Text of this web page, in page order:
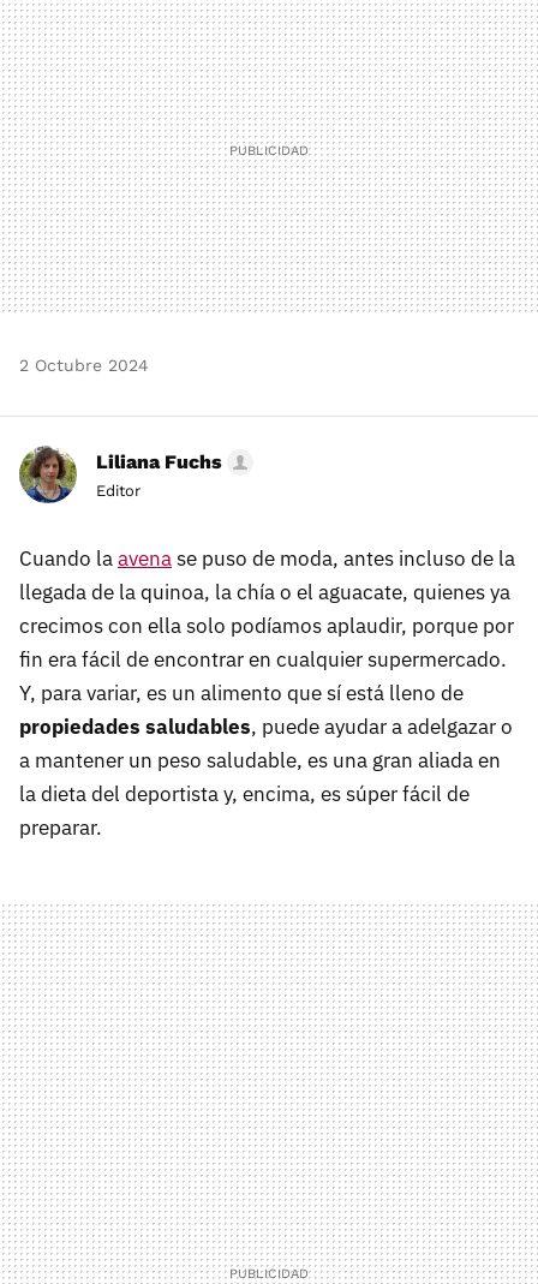
MAIL
2 Octubre 2024
Liliana Fuchs
Editor
Cuando laavenase puso de moda, antes incluso de la
llegada de la quinoa, la chía o el aguacate, quienes ya
crecimos con ella solo podíamos aplaudir, porque por
fin era fácil de encontrar en cualquier supermercado.
Y, para variar, es un alimento que sí está lleno de
propiedades saludables, puede ayudar a adelgazar o
a mantener un peso saludable, es una gran aliada en
la dieta del deportista y, encima, es súper fácil de
preparar.